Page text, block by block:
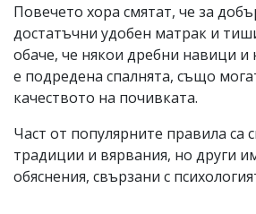
тях!
Ако
откриете
обиден
за
вас
моля
сигнализирайте
ни!
Повечето хора смятат, че за
достатъчни удобен матрак и
обаче, че някои дребни навици и
е подредена спалнята, също
качеството на почивката.
Част от популярните правила са
традиции и вярвания, но други
обяснения, свързани с